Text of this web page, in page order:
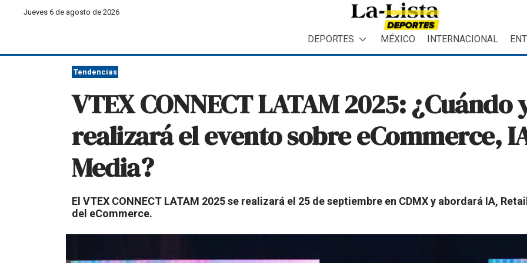
Jueves 6 de agosto de 2026
DEPORTES MÉXICO INTERNACIONAL
Tendencias
VTEX CONNECT LATAM 2025: ¿Cuándo
realizará el evento sobre eCommerce,
Media?
El VTEX CONNECT LATAM 2025 se realizará el 25 de septiembre en CDMX y abordará IA,
del eCommerce.